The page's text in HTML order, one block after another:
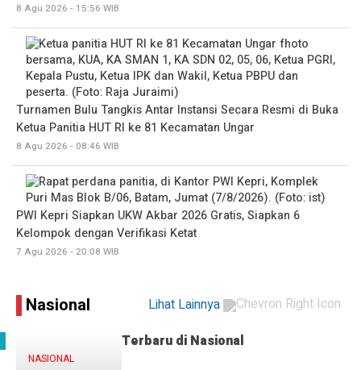
8 Agu 2026 - 15:56 WIB
Turnamen Bulu Tangkis Antar Instansi Secara Resmi di Buka
Ketua Panitia HUT RI ke 81 Kecamatan Ungar
8 Agu 2026 - 08:46 WIB
PWI Kepri Siapkan UKW Akbar 2026 Gratis, Siapkan 6
Kelompok dengan Verifikasi Ketat
7 Agu 2026 - 20:08 WIB
Nasional Lihat Lainnya
NASIONAL
Terbaru di Nasional